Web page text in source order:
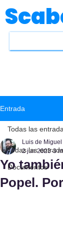
Entrada
Todas las
Documentos
Todas las
Yo
Popel.
Luis de
2 jun 2023 3